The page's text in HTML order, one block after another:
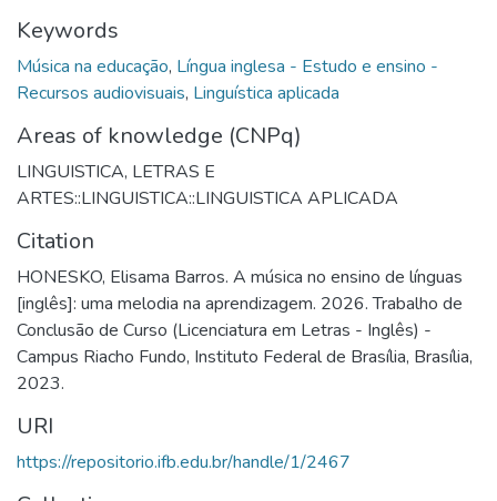
Keywords
Música na educação, Língua inglesa - Estudo e ensino -
Recursos audiovisuais, Linguística aplicada
Areas of knowledge (CNPq)
LINGUISTICA, LETRAS E
ARTES::LINGUISTICA::LINGUISTICA APLICADA
Citation
HONESKO, Elisama Barros. A música no ensino de línguas
[inglês]: uma melodia na aprendizagem. 2026. Trabalho de
Conclusão de Curso (Licenciatura em Letras - Inglês) -
Campus Riacho Fundo, Instituto Federal de Brasília, Brasília,
2023.
URI
https://repositorio.ifb.edu.br/handle/1/2467